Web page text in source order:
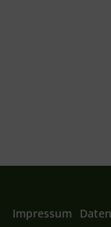
Impressum